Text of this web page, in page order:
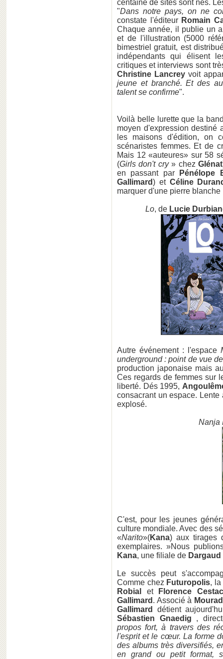
centaine de sites sont nés.
"Dans notre pays, on ne
constate l'éditeur Romain
Chaque année, il publie un
et de l'illustration (5000
bimestriel gratuit, est
indépendants qui élisent
critiques et interviews sont
Christine Lancreyvoit
jeune et branché. Et des
talent se confirme".
Voilà belle lurette que la
moyen d'expression destiné
les maisons d'édition, on
scénaristes femmes. Et de
Mais 12 «auteures» sur 58
(Girls don't cry» chezGlénat
en passant par
Pénélope
Gallimard) et Céline
marquer d'une pierre blanche
Lo, de Lucie
Autre événement : l'espace
underground : point de vue
production japonaise mais
Ces regards de femmes sur
liberté. Dés 1995,
consacrant un espace. Lente
explosé.
Nanja
C'est, pour les jeunes
culture mondiale. Avec des
«Narito»(Kana) aux tirages
exemplaires. »Nous
Kana, une filiale de Dargaud
Le succès peut
Comme chez Futuropolis, la
Robial
et
Florence Cestac
Gallimard . Associé à
Gallimard
détient
Sébastien Gnaedig ,
propos fort, à travers des
l'esprit et le cœur. La forme
des albums très diversifiés,
en grand ou petit format,